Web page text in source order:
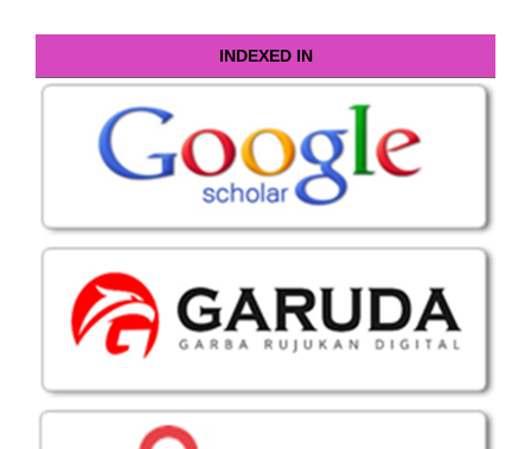
INDEXED IN